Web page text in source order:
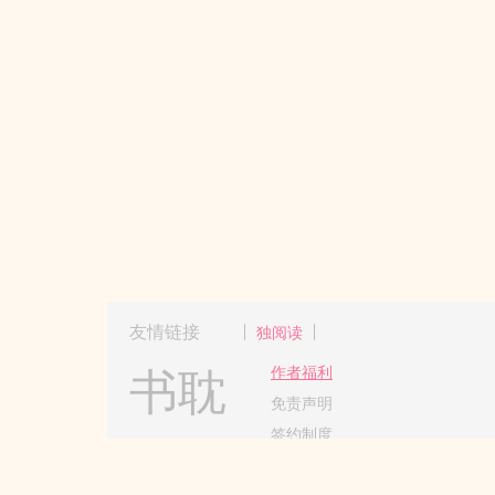
友情链接 独阅读
书耽
作者福利
免责声明
签约制度